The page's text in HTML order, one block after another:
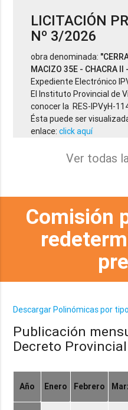
LICITACIÓN
Nº 3/2026
obra denominada:
MACIZO 35E - CHACRA II
Expediente Electrónico
El Instituto Provincial de
conocer la RES-IPVyH-
Ésta puede ser
enlace:click aquí
Ver todas
Comisión
Descargar Polinómicas por
Publicación
Decreto
Año Enero Febrero